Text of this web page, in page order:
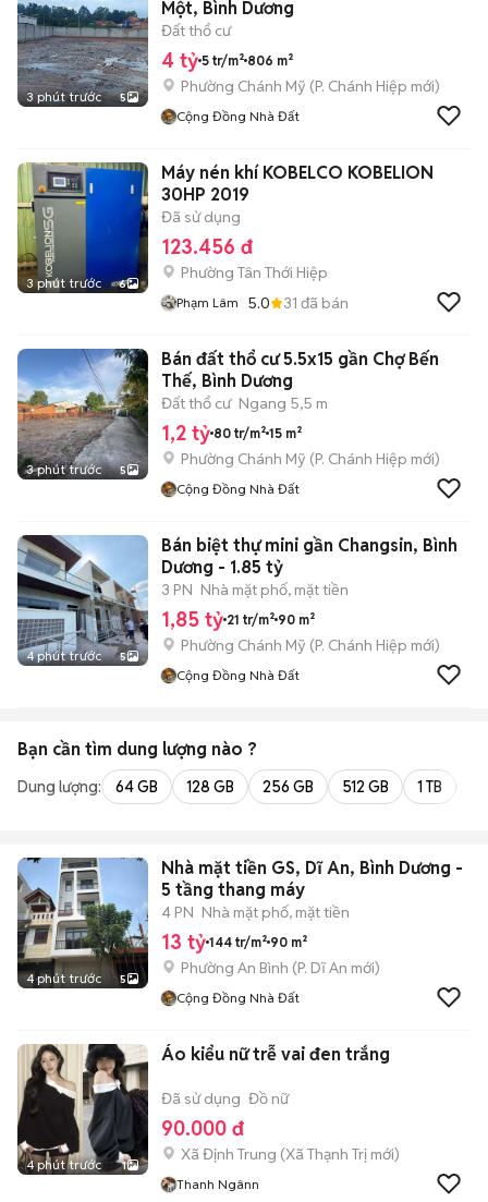
3 phút trước 5
Một, Bình Dương
Đất thổ cư
4 tỷ 5 tr/m² 806 m²
Phường Chánh Mỹ (P. Chánh Hiệp mới)
Cộng Đồng Nhà Đất
3 phút trước 6
Máy nén khí KOBELCO KOBELION
30HP 2019
Đã sử dụng
123.456 đ
Phường Tân Thới Hiệp
Phạm Lâm 5.0 31 đã bán
3 phút trước 5
Bán đất thổ cư 5.5x15 gần Chợ Bến
Thế, Bình Dương
Đất thổ cư Ngang 5,5 m
1,2 tỷ 80 tr/m² 15 m²
Phường Chánh Mỹ (P. Chánh Hiệp mới)
Cộng Đồng Nhà Đất
4 phút trước 5
Bán biệt thự mini gần Changsin, Bình
Dương - 1.85 tỷ
3 PN Nhà mặt phố, mặt tiền
1,85 tỷ 21 tr/m² 90 m²
Phường Chánh Mỹ (P. Chánh Hiệp mới)
Cộng Đồng Nhà Đất
Bạn cần tìm dung lượng nào ?
Dung lượng: 64 GB 128 GB 256 GB 512 GB 1 TB
4 phút trước 5
Nhà mặt tiền GS, Dĩ An, Bình Dương -
5 tầng thang máy
4 PN Nhà mặt phố, mặt tiền
13 tỷ 144 tr/m² 90 m²
Phường An Bình (P. Dĩ An mới)
Cộng Đồng Nhà Đất
4 phút trước 1
Áo kiểu nữ trễ vai đen trắng
Đã sử dụng Đồ nữ
90.000 đ
Xã Định Trung (Xã Thạnh Trị mới)
Thanh Ngânn